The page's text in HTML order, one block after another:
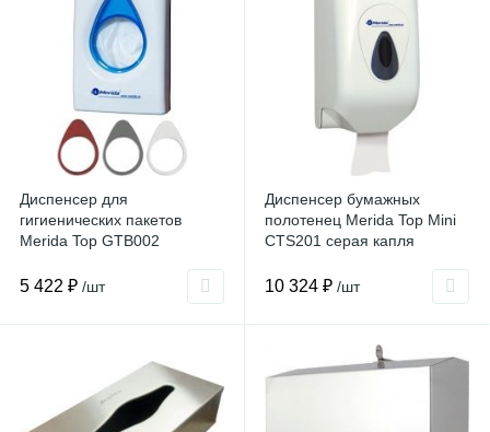
Диспенсер для
гигиенических пакетов
Merida Top GTB002
5 422 ₽ /шт
Диспенсер бумажных
полотенец Merida Top Mini
CTS201 серая капля
10 324 ₽ /шт